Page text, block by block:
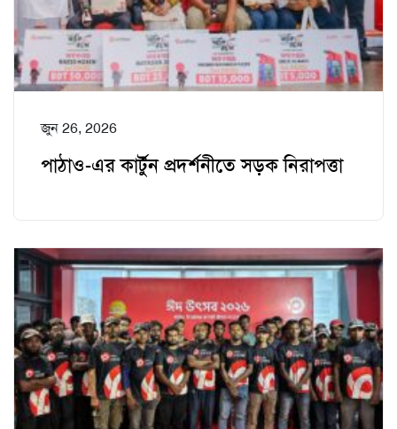
জুন 26, 2026
পাঠাও-এর কার্টুন প্রদর্শনীতে সড়ক নিরাপত্তা